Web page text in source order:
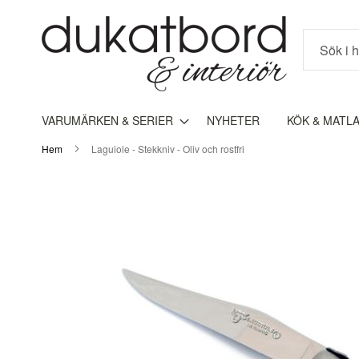
Sök
VARUMÄRKEN & SERIER NYHETER KÖK &
Hem Laguiole - Stekkniv - Oliv och rostfri